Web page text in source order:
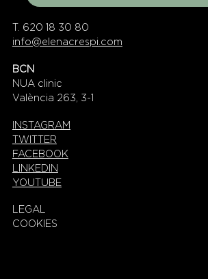
T. 620 18 30 80
info@elenacrespi.com
BCN
NUA clinic
València 263, 3-1
INSTAGRAM
TWITTER
FACEBOOK
LINKEDIN
YOUTUBE
LEGAL
COOKIES